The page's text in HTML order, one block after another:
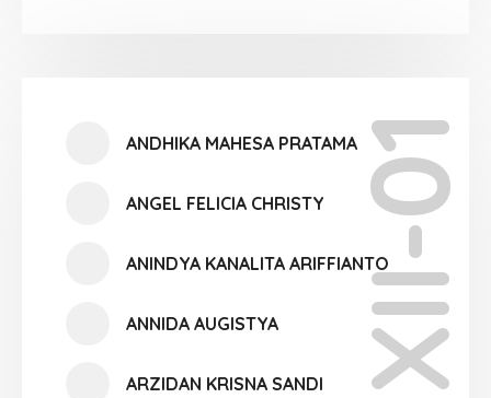
XII-01
ANDHIKA MAHESA PRATAMA
ANGEL FELICIA CHRISTY
ANINDYA KANALITA ARIFFIANTO
ANNIDA AUGISTYA
ARZIDAN KRISNA SANDI